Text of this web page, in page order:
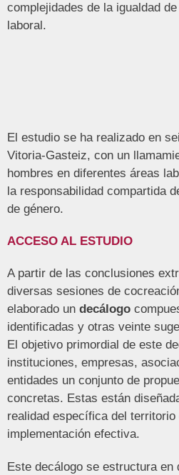
complejidades de la igualdad
laboral.
El estudio se ha realizado en
Vitoria-Gasteiz, con un
hombres en diferentes áreas
la responsabilidad compartida
de género.
ACCESO AL ESTUDIO
A partir de las conclusiones
diversas sesiones de
elaborado un decálogo
identificadas y otras veinte
El objetivo primordial de este
instituciones, empresas,
entidades un conjunto de
concretas. Estas están
realidad específica del
implementación efectiva.
Este decálogo se estructura